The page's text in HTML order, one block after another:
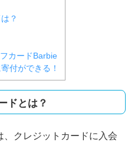
？
カードBarbie
付ができる！
ドとは？
クレジットカードに入会